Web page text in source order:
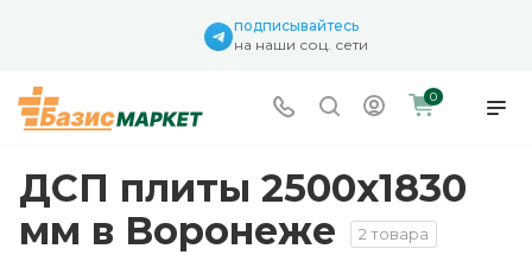
подписывайтесь
на наши соц. сети
0
ДСП плиты 2500х1830
мм в Воронеже
2 товара